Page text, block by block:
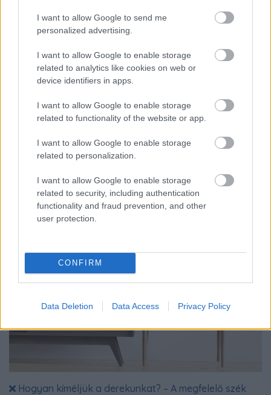
I want to allow Google to send me
personalized advertising.
I want to allow Google to enable storage
related to analytics like cookies on web or
device identifiers in apps.
I want to allow Google to enable storage
related to functionality of the website or app.
I want to allow Google to enable storage
related to personalization.
I want to allow Google to enable storage
related to security, including authentication
functionality and fraud prevention, and other
user protection.
CONFIRM
Data Deletion Data Access Privacy Policy
Megéri csúszásgátlós zoknit viselni sportolás közben?
Aki sportolni szeretne, célszerű ügyelnie arra, hogy milyen
felszerelésekben teszi ezt - erről a szakmai hírekben is sokat
Hogyan kíméljük a derekunkat? – A megfelelő szék